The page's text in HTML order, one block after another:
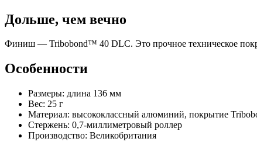
Дольше, чем вечно
Финиш — Tribobond™ 40 DLC. Это прочное техническое
Особенности
Размеры: длина 136 мм
Вес: 25 г
Материал: высококлассный алюминий, покрытие
Стержень: 0,7-миллиметровый роллер
Производство: Великобритания